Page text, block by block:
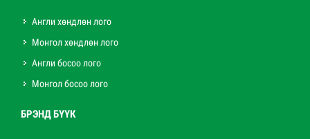
Англи хөндлөн лого
Монгол хөндлөн лого
Англи босоо лого
Монгол босоо лого
БРЭНД БҮҮК